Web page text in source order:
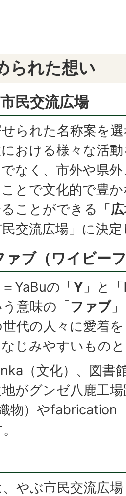
られた想い
民交流広場
られた名称案を
おける様々な活
なく、市外や県
とで文化的で豊
ことができる「
交流広場」に決
ァブ（ワイビー
YaBuの「Y 」と「
意味の「ファブ
代の人々に愛着
じみやすいもの
（文化）、図書
がグンゼ八鹿工
物）やfabrication
やぶ市民交流広